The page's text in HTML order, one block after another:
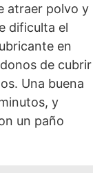
atraer polvo y
dificulta el
en
de cubrir
Una buena
y
un paño